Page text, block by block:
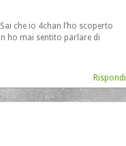
che io 4chan l’ho scoperto
ho mai sentito parlare di
Rispondi